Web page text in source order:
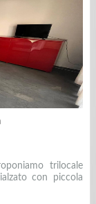
trilocale
con piccola